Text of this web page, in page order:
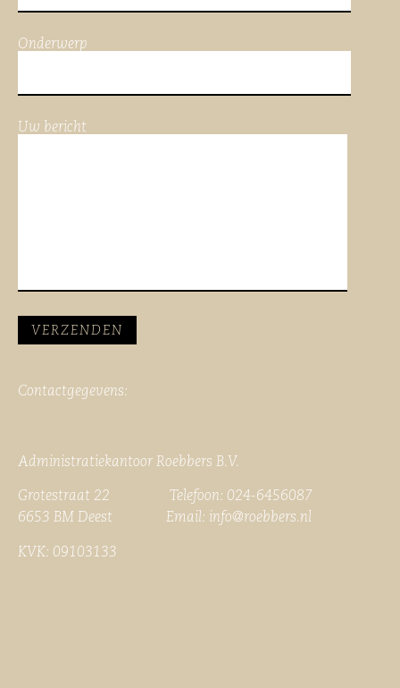
Onderwerp
Uw bericht
Contactgegevens:
Administratiekantoor Roebbers B.V.
Grotestraat 22 Telefoon: 024-6456087
6653 BM Deest Email: info@roebbers.nl
KVK: 09103133